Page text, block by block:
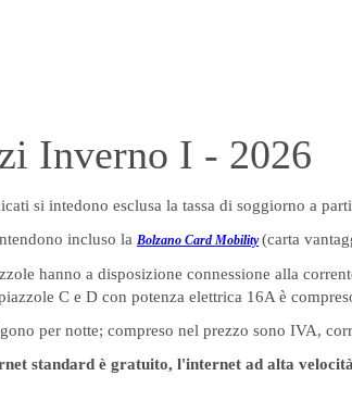
Inverno I - 2026
si intedono esclusa la tassa di soggiorno a
incluso la Bolzano Card Mobility (carta
hanno a disposizione connessione alla
C e D con potenza elettrica 16A è
per notte; compreso nel prezzo sono IVA,
standard è gratuito, l'internet ad alta